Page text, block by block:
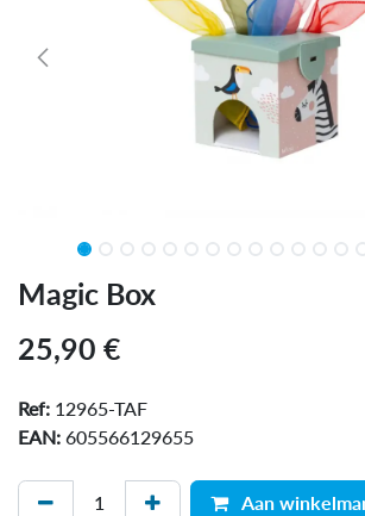
Magic Box
25,90 €
Ref: 12965-TAF
EAN: 605566129655
Aan